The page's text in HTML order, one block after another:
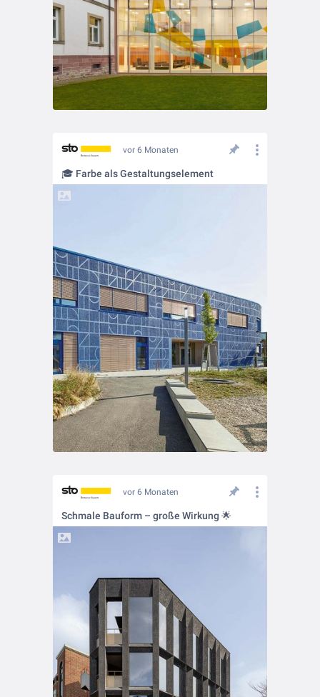
vor 6 Monaten
🎓 Farbe als Gestaltungselement
vor 6 Monaten
Schmale Bauform – große Wirkung 🌟